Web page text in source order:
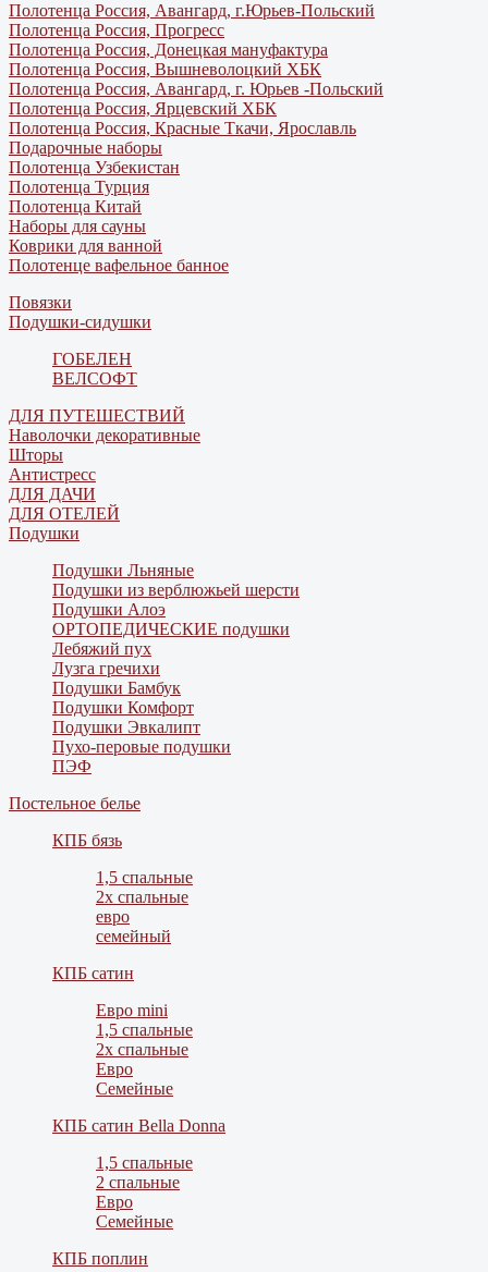
Полотенца Россия, Авангард, г.Юрьев-Польский
Полотенца Россия, Прогресс
Полотенца Россия, Донецкая мануфактура
Полотенца Россия, Вышневолоцкий ХБК
Полотенца Россия, Авангард, г. Юрьев -Польский
Полотенца Россия, Ярцевский ХБК
Полотенца Россия, Красные Ткачи, Ярославль
Подарочные наборы
Полотенца Узбекистан
Полотенца Турция
Полотенца Китай
Наборы для сауны
Коврики для ванной
Полотенце вафельное банное
Повязки
Подушки-сидушки
ГОБЕЛЕН
ВЕЛСОФТ
ДЛЯ ПУТЕШЕСТВИЙ
Наволочки декоративные
Шторы
Антистресс
ДЛЯ ДАЧИ
ДЛЯ ОТЕЛЕЙ
Подушки
Подушки Льняные
Подушки из верблюжьей шерсти
Подушки Алоэ
ОРТОПЕДИЧЕСКИЕ подушки
Лебяжий пух
Лузга гречихи
Подушки Бамбук
Подушки Комфорт
Подушки Эвкалипт
Пухо-перовые подушки
ПЭФ
Постельное белье
КПБ бязь
1,5 спальные
2х спальные
евро
семейный
КПБ сатин
Евро mini
1,5 спальные
2х спальные
Евро
Семейные
КПБ сатин Bella Donna
1,5 спальные
2 спальные
Евро
Семейные
КПБ поплин